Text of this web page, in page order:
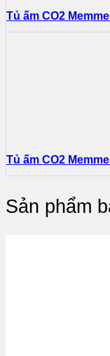
Tủ ấm CO2
Tủ ấm CO2
Sản phẩm